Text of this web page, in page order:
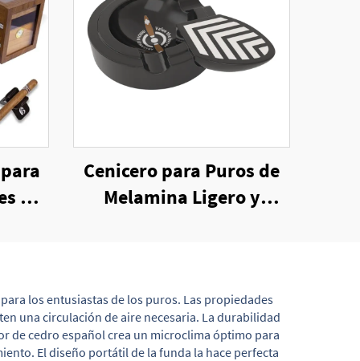
de
Cenicero para Puros de
Melamina Ligero y
los entusiastas de los puros. Las propiedades
una circulación de aire necesaria. La durabilidad
de cedro español crea un microclima óptimo para
El diseño portátil de la funda la hace perfecta